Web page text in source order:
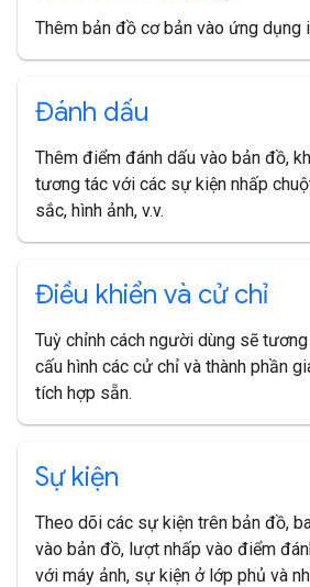
Thêm bản đồ cơ bản vào ứng dụng
Đánh dấu
Thêm điểm đánh dấu vào bản đồ,
tương tác với các sự kiện nhấp
sắc, hình ảnh, v.v.
Điều khiển và cử chỉ
Tuỳ chỉnh cách người dùng sẽ
cấu hình các cử chỉ và thành phần
tích hợp sẵn.
Sự kiện
Theo dõi các sự kiện trên bản đồ,
vào bản đồ, lượt nhấp vào điểm
với máy ảnh, sự kiện ở lớp phủ và